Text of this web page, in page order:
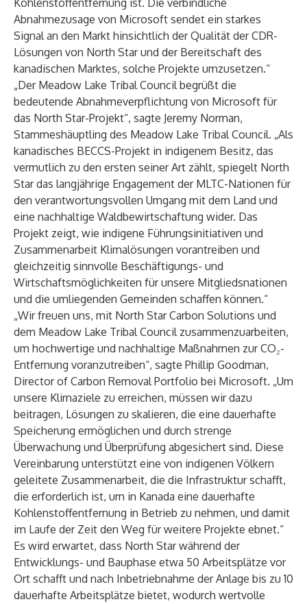
Kohlenstoffentfernung ist. Die verbindliche
Abnahmezusage von Microsoft sendet ein starkes
Signal an den Markt hinsichtlich der Qualität der CDR-
Lösungen von North Star und der Bereitschaft des
kanadischen Marktes, solche Projekte umzusetzen.“
„Der Meadow Lake Tribal Council begrüßt die
bedeutende Abnahmeverpflichtung von Microsoft für
das North Star-Projekt“, sagte Jeremy Norman,
Stammeshäuptling des Meadow Lake Tribal Council. „Als
kanadisches BECCS-Projekt in indigenem Besitz, das
vermutlich zu den ersten seiner Art zählt, spiegelt North
Star das langjährige Engagement der MLTC-Nationen für
den verantwortungsvollen Umgang mit dem Land und
eine nachhaltige Waldbewirtschaftung wider. Das
Projekt zeigt, wie indigene Führungsinitiativen und
Zusammenarbeit Klimalösungen vorantreiben und
gleichzeitig sinnvolle Beschäftigungs- und
Wirtschaftsmöglichkeiten für unsere Mitgliedsnationen
und die umliegenden Gemeinden schaffen können.“
„Wir freuen uns, mit North Star Carbon Solutions und
dem Meadow Lake Tribal Council zusammenzuarbeiten,
um hochwertige und nachhaltige Maßnahmen zur CO₂-
Entfernung voranzutreiben“, sagte Phillip Goodman,
Director of Carbon Removal Portfolio bei Microsoft. „Um
unsere Klimaziele zu erreichen, müssen wir dazu
beitragen, Lösungen zu skalieren, die eine dauerhafte
Speicherung ermöglichen und durch strenge
Überwachung und Überprüfung abgesichert sind. Diese
Vereinbarung unterstützt eine von indigenen Völkern
geleitete Zusammenarbeit, die die Infrastruktur schafft,
die erforderlich ist, um in Kanada eine dauerhafte
Kohlenstoffentfernung in Betrieb zu nehmen, und damit
im Laufe der Zeit den Weg für weitere Projekte ebnet.“
Es wird erwartet, dass North Star während der
Entwicklungs- und Bauphase etwa 50 Arbeitsplätze vor
Ort schafft und nach Inbetriebnahme der Anlage bis zu 10
dauerhafte Arbeitsplätze bietet, wodurch wertvolle